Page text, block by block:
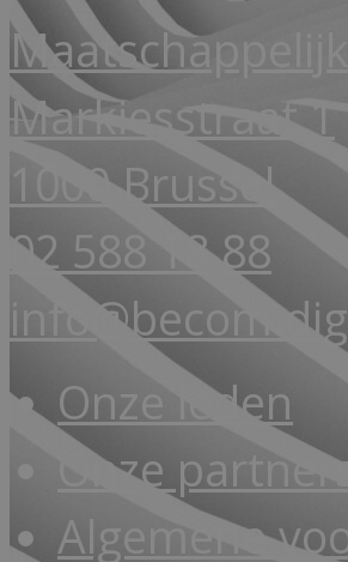
Markiesstraat 1
1000 Brussel
02 588 18 88
Onze leden
Onze
Algemene